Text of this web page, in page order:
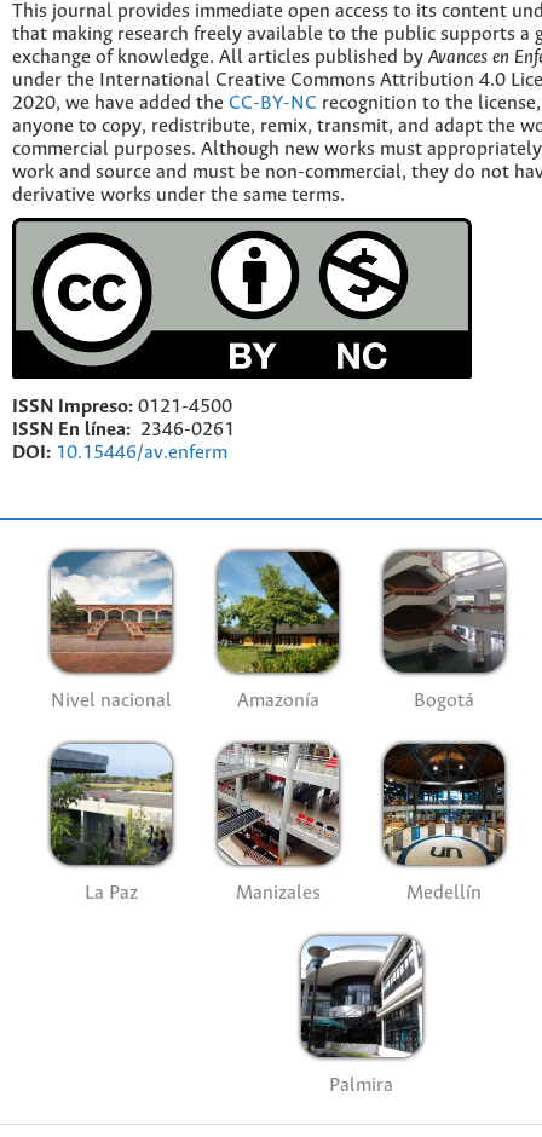
This journal provides immediate open access to its content
that making research freely available to the public supports a
exchange of knowledge. All articles published by Avances en
under the International Creative Commons Attribution 4.0
2020, we have added the CC-BY-NC recognition to the
anyone to copy, redistribute, remix, transmit, and adapt the
commercial purposes. Although new works must
work and source and must be non-commercial, they do not
derivative works under the same terms.
ISSN Impreso: 0121-4500
ISSN En línea: 2346-0261
DOI: 10.15446/av.enferm
Nivel nacional Amazonía Bogotá
La Paz Manizales Medellín
Palmira